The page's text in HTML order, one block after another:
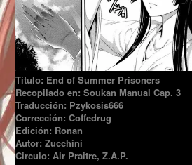
Título: End of Summer Prisoners
Recopilado en: Soukan Manual Cap. 3
Traducción: Pzykosis666
Corrección: Coffedrug
Edición: Ronan
Autor: Zucchini
Circulo: Air Praitre, Z.A.P.